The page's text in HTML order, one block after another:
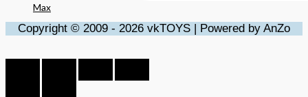
Max
Copyright © 2009 - 2026 vkTOYS | Powered by AnZo